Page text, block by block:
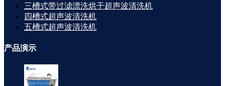
三槽式带过滤漂洗烘干超声波清洗机
四槽式超声波清洗机
五槽式超声波清洗机
产品演示